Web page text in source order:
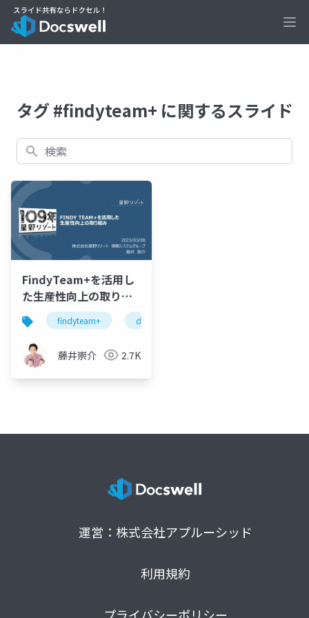
タグ #findyteam+ に関するスライド
検索
FindyTeam+を活用し
た生産性向上の取り組
み
findyteam+ develop
藤井崇介 2.7K
運営：株式会社アプルーシッド
利用規約
プライバシーポリシー